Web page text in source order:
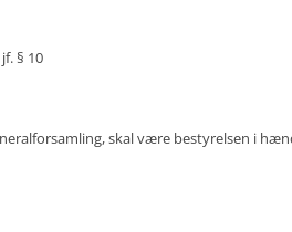
§ 10
skal være bestyrelsen i